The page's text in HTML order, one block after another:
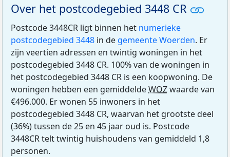
Over het postcodegebied 3448 CR
Postcode 3448CR ligt binnen het numerieke
postcodegebied 3448 in de gemeente Woerden. Er
zijn veertien adressen en twintig woningen in het
postcodegebied 3448 CR. 100% van de woningen in
het postcodegebied 3448 CR is een koopwoning. De
woningen hebben een gemiddeldeWOZwaarde van
€496.000. Er wonen 55 inwoners in het
postcodegebied 3448 CR, waarvan het grootste deel
(36%) tussen de 25 en 45 jaar oud is. Postcode
3448CR telt twintig huishoudens van gemiddeld 1,8
personen.